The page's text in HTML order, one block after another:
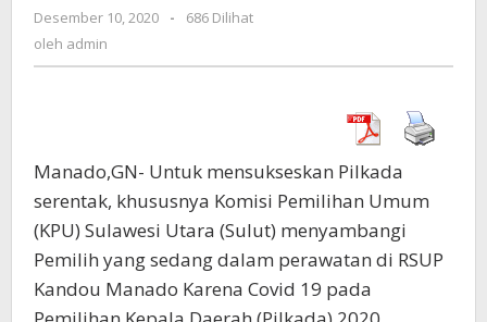
RSUP
Manado
Sulut
Desember 10, 2020
oleh
-
686 Dilihat
oleh admin
Manado,GN- Untuk mensukseskan Pilkada
serentak, khususnya Komisi Pemilihan Umum
(KPU) Sulawesi Utara (Sulut) menyambangi
Pemilih yang sedang dalam perawatan di RSUP
Kandou Manado Karena Covid 19 pada